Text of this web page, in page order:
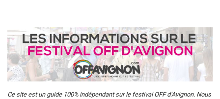
Ce site est un guide 100% indépendant sur le festival OFF d’Avignon. Nous